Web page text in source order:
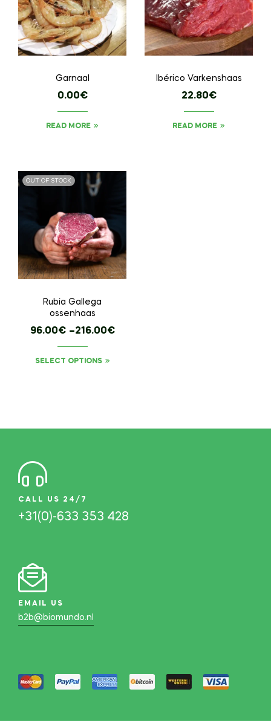
Garnaal
0.00€
READ MORE
Ibérico Varkenshaas
22.80€
READ MORE
OUT OF STOCK
Rubia Gallega
ossenhaas
96.00€ –216.00€
SELECT OPTIONS
CALL US 24/7
+31(0)-633 353 428
EMAIL US
b2b@biomundo.nl